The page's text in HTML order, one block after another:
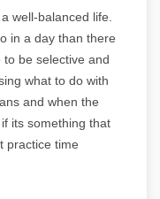
well-balanced life.
in a day than there
be selective and
what to do with
and when the
its something that
practice time